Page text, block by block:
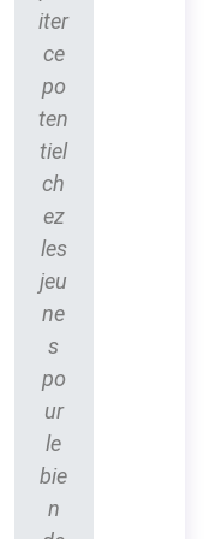
iter
ce
po
ten
tiel
ch
ez
les
jeu
ne
s
po
ur
le
bie
n